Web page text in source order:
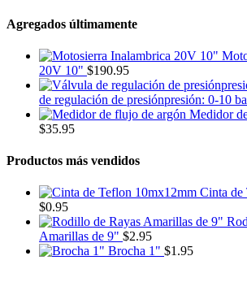
Agregados últimamente
20V 10" $190.95
de regulación de presiónpresión: 0-10
Medidor
$35.95
Productos más vendidos
Cinta de
$0.95
Amarillas de 9" $2.95
Brocha 1" $1.95